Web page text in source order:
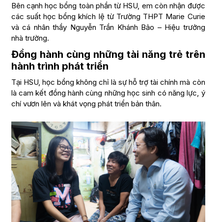
Bên cạnh học bổng toàn phần từ HSU, em còn nhận được
các suất học bổng khích lệ từ Trường THPT Marie Curie
và cá nhân thầy Nguyễn Trần Khánh Bảo – Hiệu trưởng
nhà trường.
Đồng hành cùng những tài năng trẻ trên
hành trình phát triển
Tại HSU, học bổng không chỉ là sự hỗ trợ tài chính mà còn
là cam kết đồng hành cùng những học sinh có năng lực, ý
chí vươn lên và khát vọng phát triển bản thân.